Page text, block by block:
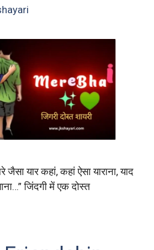
यार कहां, कहां ऐसा याराना, याद
जिंदगी में एक दोस्त